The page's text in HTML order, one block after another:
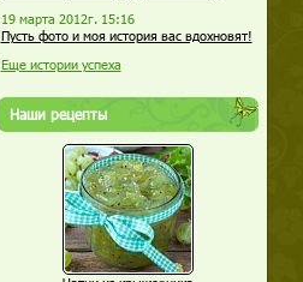
19 марта 2012г. 15:16
Пусть фото и моя история вас вдохновят!
Еще истории успеха
Наши рецепты